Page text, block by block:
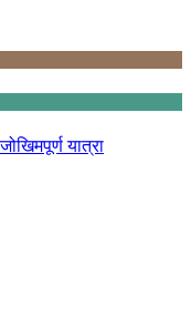
यात्रा